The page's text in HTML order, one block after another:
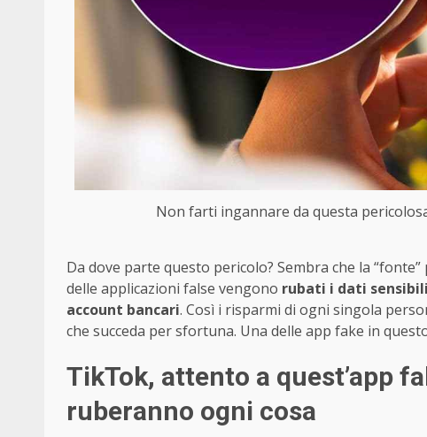
Non farti ingannare da questa
Da dove parte questo pericolo? Sembra che la
delle applicazioni false vengono rubati i dati
account bancari. Così i risparmi di ogni singola
che succeda per sfortuna. Una delle app fake in
TikTok, attento a quest’app
ruberanno ogni cosa